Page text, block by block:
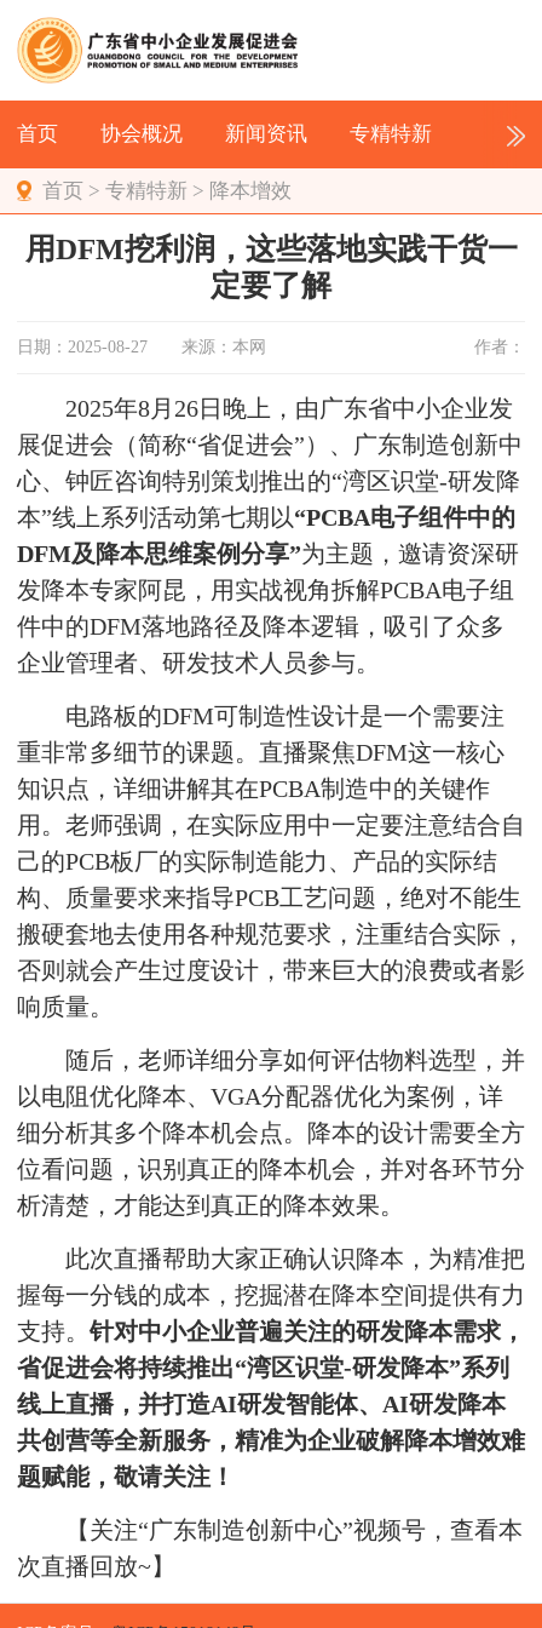
首页 协会概况 新闻资讯 专精特新
首页 > 专精特新 > 降本增效
用DFM挖利润，这些落地实践干货一
定要了解
日期：2025-08-27 来源：本网 作者：
2025年8月26日晚上，由广东省中小企业发
展促进会（简称“省促进会”）、广东制造创新中
心、钟匠咨询特别策划推出的“湾区识堂-研发降
本”线上系列活动第七期以“PCBA电子组件中的
DFM及降本思维案例分享”为主题，邀请资深研
发降本专家阿昆，用实战视角拆解PCBA电子组
件中的DFM落地路径及降本逻辑，吸引了众多
企业管理者、研发技术人员参与。
电路板的DFM可制造性设计是一个需要注
重非常多细节的课题。直播聚焦DFM这一核心
知识点，详细讲解其在PCBA制造中的关键作
用。老师强调，在实际应用中一定要注意结合自
己的PCB板厂的实际制造能力、产品的实际结
构、质量要求来指导PCB工艺问题，绝对不能生
搬硬套地去使用各种规范要求，注重结合实际，
否则就会产生过度设计，带来巨大的浪费或者影
响质量。
随后，老师详细分享如何评估物料选型，并
以电阻优化降本、 VGA分配器优化为案例，详
细分析其多个降本机会点。降本的设计需要全方
位看问题，识别真正的降本机会，并对各环节分
析清楚，才能达到真正的降本效果。
此次直播帮助大家正确认识降本，为精准把
握每一分钱的成本，挖掘潜在降本空间提供有力
支持。 针对中小企业普遍关注的研发降本需求，
省促进会将持续推出“湾区识堂-研发降本”系列
线上直播，并打造AI研发智能体、AI研发降本
共创营等全新服务，精准为企业破解降本增效难
题赋能，敬请关注！
【关注“广东制造创新中心”视频号，查看本
次直播回放~】